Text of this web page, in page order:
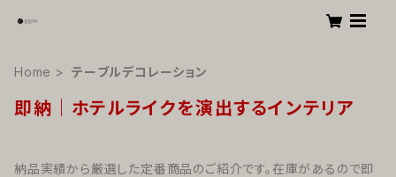
Home テーブルデコレーション
即納｜ホテルライクを演出するインテリア
納品実績から厳選した定番商品のご紹介です。在庫があるので即